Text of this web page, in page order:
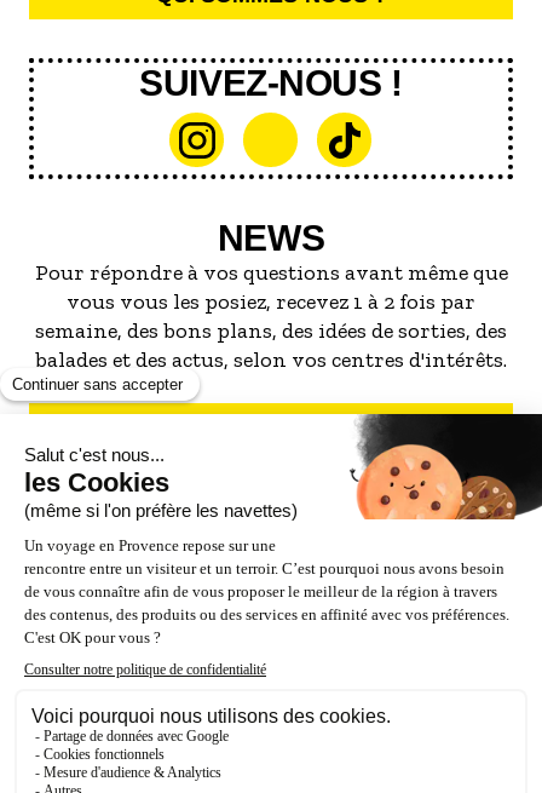
SUIVEZ-NOUS !
NEWS
Pour répondre à vos questions avant même que
vous vous les posiez, recevez 1 à 2 fois par
semaine, des bons plans, des idées de sorties, des
balades et des actus, selon vos centres d'intérêts.
S'INSCRIRE À LA NEWSLETTER
NOS PARTENAIRES
ESPACE PRO / PRESSE